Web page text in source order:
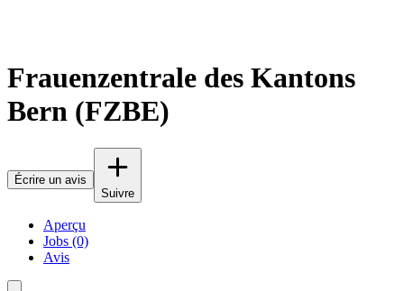
Frauenzentrale des Kantons
Bern (FZBE)
Écrire un avis
Suivre
Aperçu
Jobs (0)
Avis